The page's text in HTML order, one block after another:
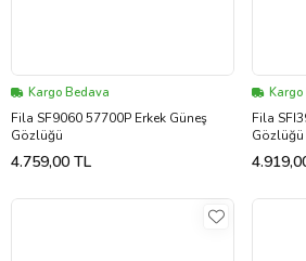
Kargo Bedava
Fila SF9060 57700P Erkek Güneş
Gözlüğü
4.759,00 TL
Kargo
Fila
Gözlüğü